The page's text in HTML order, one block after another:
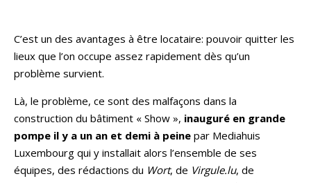
C’est un des avantages à être locataire: pouvoir quitter les
lieux que l’on occupe assez rapidement dès qu’un
problème survient.
Là, le problème, ce sont des malfaçons dans la
construction du bâtiment « Show », inauguré en grande
pompe il y a un an et demi à peine par Mediahuis
Luxembourg qui y installait alors l’ensemble de ses
équipes, des rédactions du Wort, de Virgule.lu, de